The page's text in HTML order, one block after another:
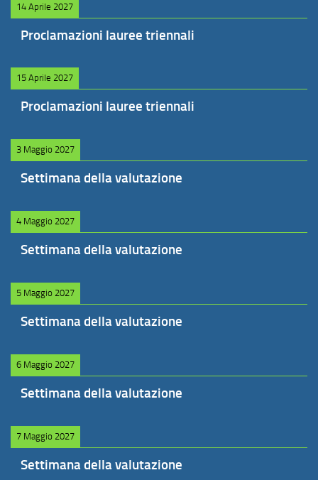
14 Aprile 2027
Proclamazioni lauree triennali
15 Aprile 2027
Proclamazioni lauree triennali
3 Maggio 2027
Settimana della valutazione
4 Maggio 2027
Settimana della valutazione
5 Maggio 2027
Settimana della valutazione
6 Maggio 2027
Settimana della valutazione
7 Maggio 2027
Settimana della valutazione